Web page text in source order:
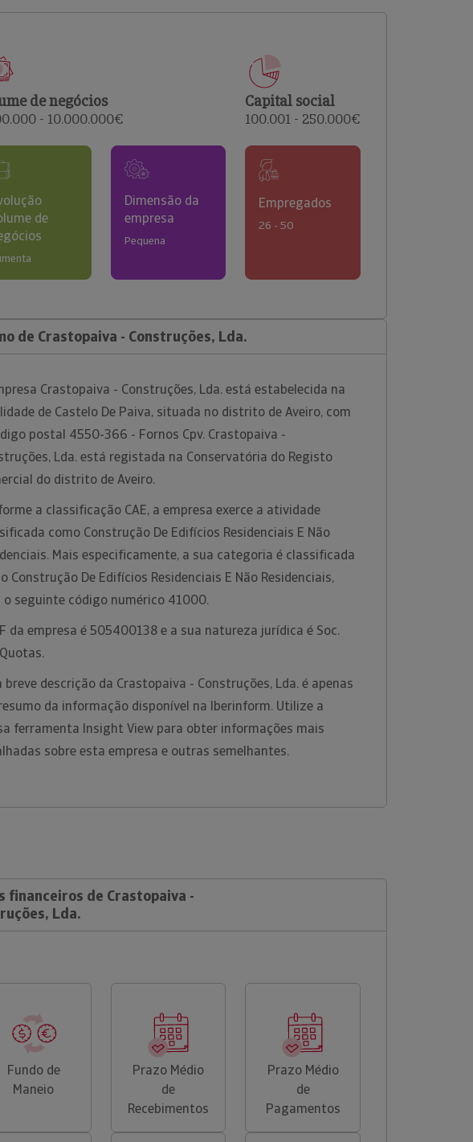
comerciais e analisar o risco de incumprimento dos
de negócios
- 10.000.000€
Capital social
100.001 - 250.000€
de
Dimensão da
empresa
Pequena
Empregados
26 - 50
de Crastopaiva - Construções, Lda.
Crastopaiva - Construções, Lda. está estabelecida na
de Castelo De Paiva, situada no distrito de Aveiro, com
postal 4550-366 - Fornos Cpv. Crastopaiva -
Lda. está registada na Conservatória do Registo
do distrito de Aveiro.
a classificação CAE, a empresa exerce a atividade
como Construção De Edifícios Residenciais E Não
Mais especificamente, a sua categoria é classificada
Construção De Edifícios Residenciais E Não Residenciais,
o seguinte código numérico 41000.
da empresa é 505400138 e a sua natureza jurídica é Soc.
breve descrição da Crastopaiva - Construções, Lda. é apenas
da informação disponível na Iberinform. Utilize a
ferramenta Insight View para obter informações mais
sobre esta empresa e outras semelhantes.
financeiros de Crastopaiva -
Lda.
Fundo de
Maneio
Prazo Médio
de
Recebimentos
Prazo Médio
de
Pagamentos